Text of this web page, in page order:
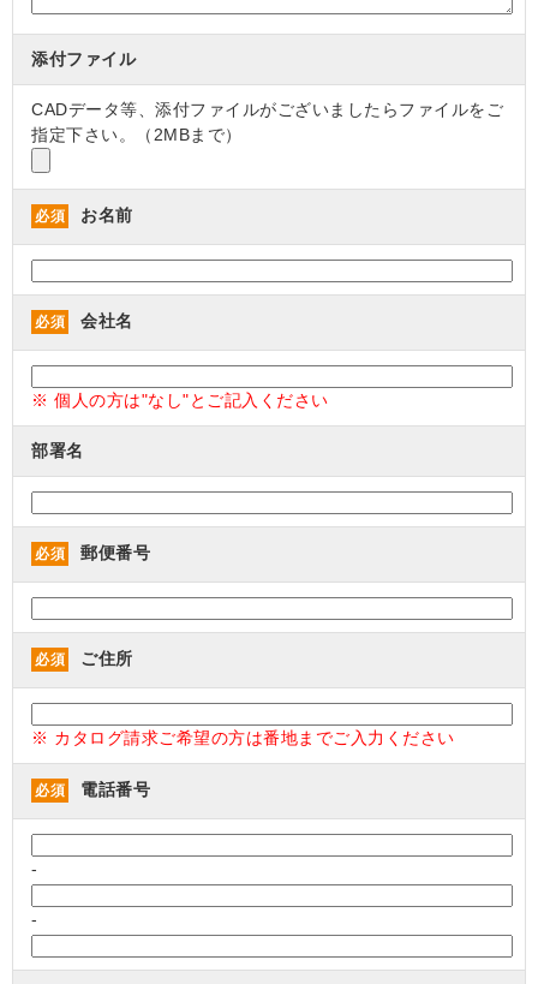
添付ファイル
CADデータ等、添付ファイルがございましたらファイルをご
指定下さい。（2MBまで）
必須 お名前
必須 会社名
※ 個人の方は"なし"とご記入ください
部署名
必須 郵便番号
必須 ご住所
※ カタログ請求ご希望の方は番地までご入力ください
必須 電話番号
-
-